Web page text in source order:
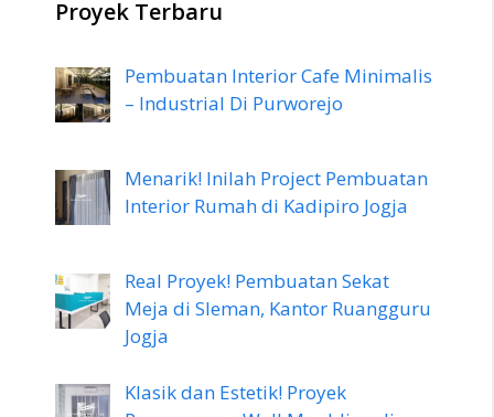
Proyek Terbaru
Pembuatan Interior Cafe Minimalis
– Industrial Di Purworejo
Menarik! Inilah Project Pembuatan
Interior Rumah di Kadipiro Jogja
Real Proyek! Pembuatan Sekat
Meja di Sleman, Kantor Ruangguru
Jogja
Klasik dan Estetik! Proyek